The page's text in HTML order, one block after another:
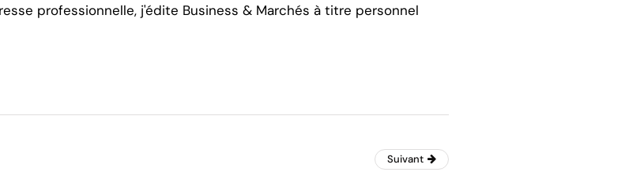
professionnelle, j'édite Business & Marchés à titre personnel
Suivant